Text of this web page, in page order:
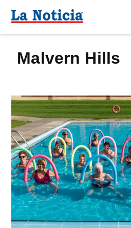
Para mantenerte informado
contenido
Noticia
Malvern Hills